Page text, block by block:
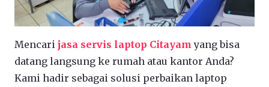
Mencari jasa servis laptop Citayamyang bisa
datang langsung ke rumah atau kantor Anda?
Kami hadir sebagai solusi perbaikan laptop